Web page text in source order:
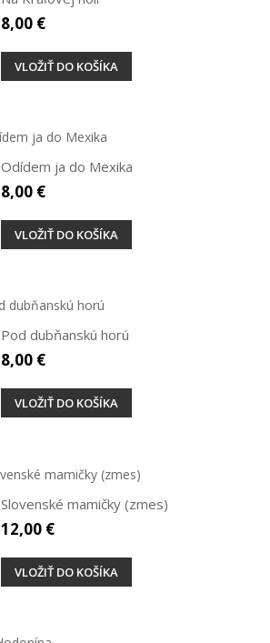
8,00 €
VLOŽIŤ DO KOŠÍKA
Odídem ja do Mexika
8,00 €
VLOŽIŤ DO KOŠÍKA
Pod dubňanskú horú
8,00 €
VLOŽIŤ DO KOŠÍKA
Slovenské mamičky (zmes)
12,00 €
VLOŽIŤ DO KOŠÍKA